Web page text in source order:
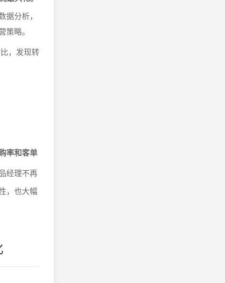
分析，
略。
，发现转
率和客单
经理不再
，也大幅